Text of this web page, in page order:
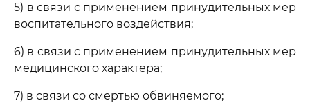
5) в связи с применением принудительных мер
воспитательного воздействия;
6) в связи с применением принудительных мер
медицинского характера;
7) в связи со смертью обвиняемого;